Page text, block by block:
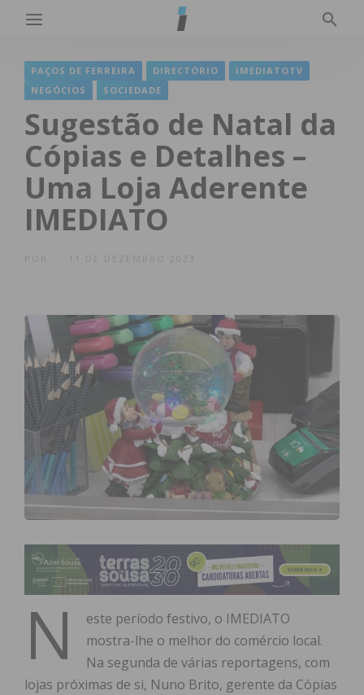
PAÇOS DE FERREIRA DIRECTÓRIO
IMEDIATOTV
NEGÓCIOS
SOCIEDADE
Sugestão de Natal da
Cópias e Detalhes –
Uma Loja Aderente
IMEDIATO
N
este período festivo, o IMEDIATO
mostra-lhe o melhor do comércio local.
Na segunda de várias reportagens, com
lojas próximas de si, Nuno Brito, gerente da Cópias